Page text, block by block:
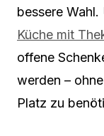
bessere
Küche mit
offene
werden –
Platz zu